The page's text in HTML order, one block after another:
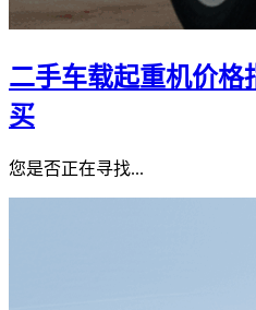
二手车载起重机价格
买
您是否正在寻找...